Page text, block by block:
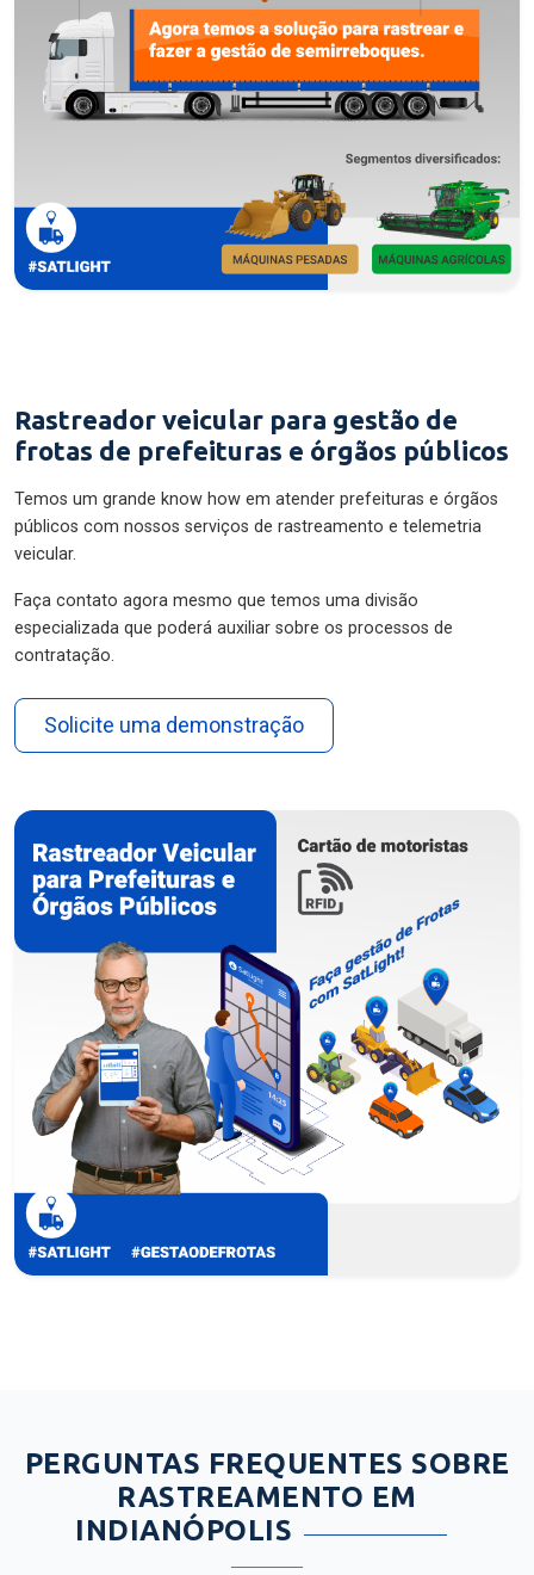
Rastreador veicular para gestão de
frotas de prefeituras e órgãos públicos
Temos um grande know how em atender prefeituras e órgãos
públicos com nossos serviços de rastreamento e telemetria
veicular.
Faça contato agora mesmo que temos uma divisão
especializada que poderá auxiliar sobre os processos de
contratação.
Solicite uma demonstração
PERGUNTAS FREQUENTES SOBRE
RASTREAMENTO EM
INDIANÓPOLIS